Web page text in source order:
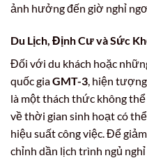
ảnh hưởng đến giờ nghỉ
Du Lịch, Định Cư và Sức
Đối với du khách hoặc
quốc giaGMT-3 , hiện
là một thách thức không
về thời gian sinh hoạt có
hiệu suất công việc. Để
chỉnh dần lịch trình ngủ